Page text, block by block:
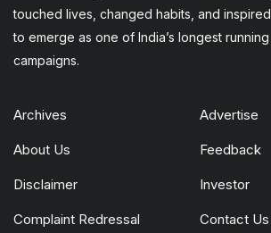
touched lives, changed habits, and inspired
to emerge as one of India’s longest
campaigns.
Archives Advertise
About Us Feedback
Disclaimer Investor
Complaint Redressal Contact Us